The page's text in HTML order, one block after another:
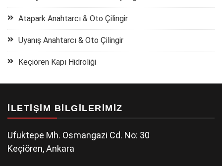
Atapark Anahtarcı & Oto Çilingir
Uyanış Anahtarcı & Oto Çilingir
Keçiören Kapı Hidroliği
İLETIŞIM BILGILERIMIZ
Ufuktepe Mh. Osmangazi Cd. No: 30
Keçiören, Ankara